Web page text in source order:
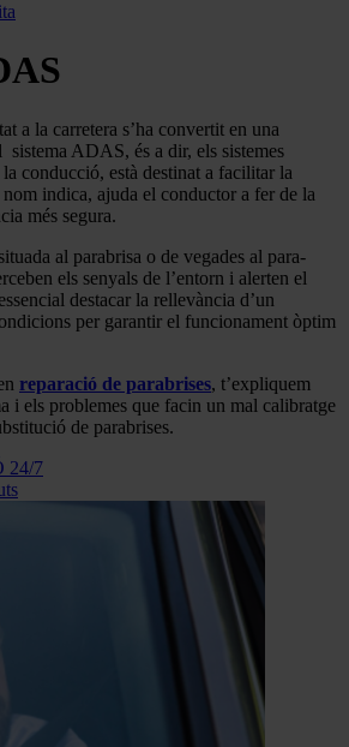
a la carretera s’ha convertit en una
ADAS, és a dir, els sistemes
la conducció, està destinat a facilitar la
indica, ajuda el conductor a fer de la
més segura.
al parabrisa o de vegades al para-
els senyals de l’entorn i alerten el
destacar la rellevància d’un
per garantir el funcionament òptim
reparació de parabrises, t’expliquem
i els problemes que facin un mal calibratge
de parabrises.
24/7